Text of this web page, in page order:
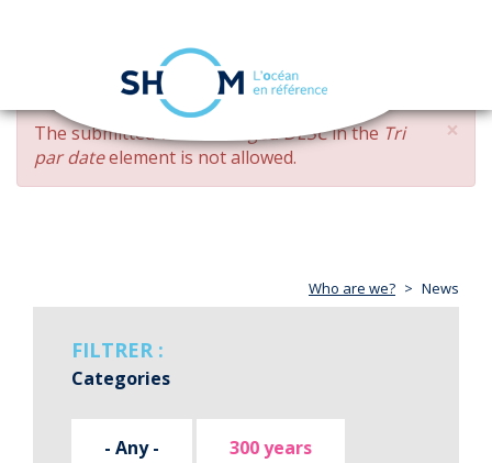
Skip
main
content
navigation
×
ERROR
MESSAGE
The submitted value changed DESCin the Tri
par dateelement is not allowed.
Who are we? News
FILTRER :
Categories
- Any - 300 years